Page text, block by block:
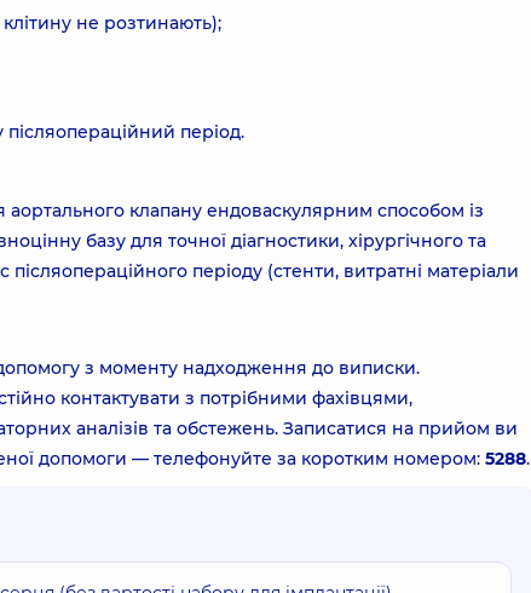
не розтинають);
період.
аортального клапану ендоваскулярним способом із
базу для точної діагностики, хірургічного та
періоду (стенти, витратні матеріали
з моменту надходження до виписки.
контактувати з потрібними фахівцями,
аналізів та обстежень. Записатися на прийом ви
допомоги — телефонуйте за коротким номером: 5288.